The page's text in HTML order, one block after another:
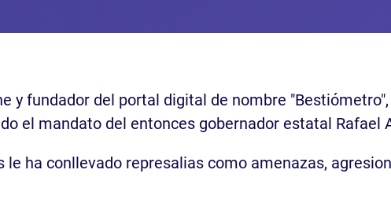
y fundador del portal digital de nombre
el mandato del entonces gobernador estatal Rafael
ha conllevado represalias como amenazas,